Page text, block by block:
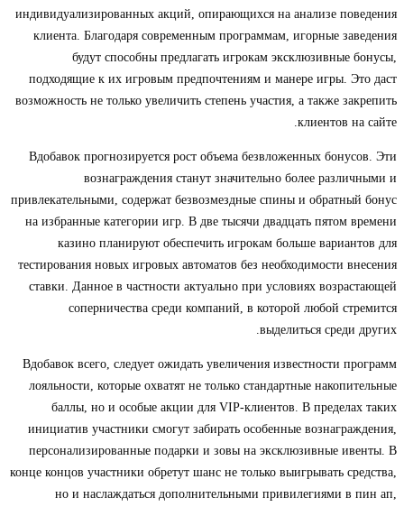
индивидуализированных акций, опирающихся на анализе поведения
клиента. Благодаря современным программам, игорные заведения
будут способны предлагать игрокам эксклюзивные бонусы,
подходящие к их игровым предпочтениям и манере игры. Это даст
возможность не только увеличить степень участия, а также закрепить
клиентов на сайте.
Вдобавок прогнозируется рост объема безвложенных бонусов. Эти
вознаграждения станут значительно более различными и
привлекательными, содержат безвозмездные спины и обратный бонус
на избранные категории игр. В две тысячи двадцать пятом времени
казино планируют обеспечить игрокам больше вариантов для
тестирования новых игровых автоматов без необходимости внесения
ставки. Данное в частности актуально при условиях возрастающей
соперничества среди компаний, в которой любой стремится
выделиться среди других.
Вдобавок всего, следует ожидать увеличения известности программ
лояльности, которые охватят не только стандартные накопительные
баллы, но и особые акции для VIP-клиентов. В пределах таких
инициатив участники смогут забирать особенные вознаграждения,
персонализированные подарки и зовы на эксклюзивные ивенты. В
конце концов участники обретут шанс не только выигрывать средства,
но и наслаждаться дополнительными привилегиями в пин ап,